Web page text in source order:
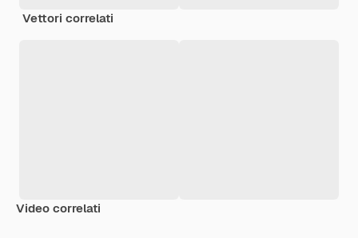
Vettori correlati
Video correlati